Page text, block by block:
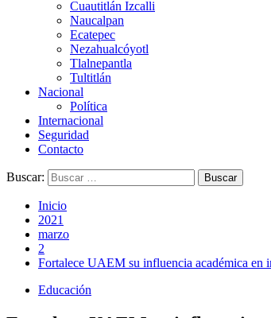
Cuautitlán Izcalli
Naucalpan
Ecatepec
Nezahualcóyotl
Tlalnepantla
Tultitlán
Nacional
Política
Internacional
Seguridad
Contacto
Buscar:
Inicio
2021
marzo
2
Fortalece UAEM su influencia académica en
Educación